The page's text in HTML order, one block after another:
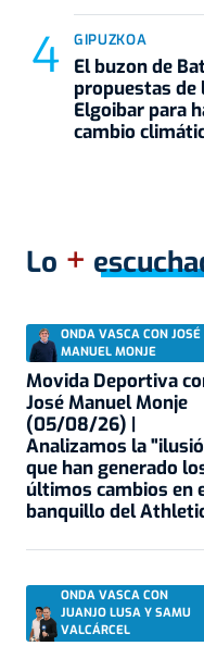
GIPUZKOA
El buzon de
propuestas de
Elgoibar para
cambio
Lo +
ONDA VASCA CON JOSÉ
MANUEL MONJE
Movida Deportiva
José Manuel Monje
(05/08/26) |
Analizamos la
que han generado
últimos cambios en
banquillo del
ONDA VASCA CON
JUANJO LUSA Y SAMU
VALCÁRCEL